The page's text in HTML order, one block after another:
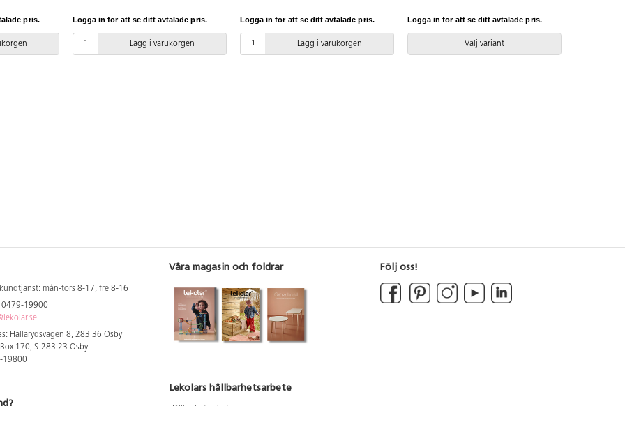
12 st, 47157
Ritkol 24
pris.
egendesignade drake stiga mot skyn.
drakkroppar, axelstänger, handtag +
lina (30 m), draksvans i regnbågens
Logga in för att se ditt avtalade pris.
Lägg i varukorgen
rulle gul, röd, grön, turkos och 2 rullar
Logga in för att se ditt avtalade pris.
Lägg i varukorgen
Logga in för att se ditt avtalade pris.
Välj variant
mån-tors 8-17, fre 8-16
0479-19900
Hallarydsvägen 8, 283 36 Osby
Box 170, S-283 23 Osby
19800
Våra magasin och foldrar
Lekolars hållbarhetsarbete
Följ oss!